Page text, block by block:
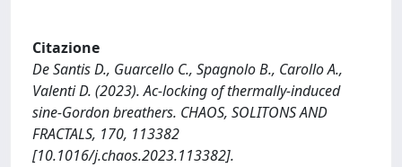
Citazione
De Santis D., Guarcello C., Spagnolo B., Carollo A.,
Valenti D. (2023). Ac-locking of thermally-induced
sine-Gordon breathers. CHAOS, SOLITONS AND
FRACTALS, 170, 113382
[10.1016/j.chaos.2023.113382].